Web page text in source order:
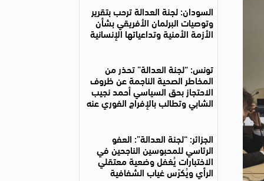
السودان: لجنة العدالة ترحب بتقرير
وتوصيات البرلمان الأفريقي بشأن
الأزمة الأمنية وتداعياتها الإنسانية
تونس: “لجنة العدالة” تحذر من
المخاطر الصحية الناجمة عن ظروف
الاحتجاز بحق السياسي أحمد نجيب
الشابي وتطالب بالإفراج الفوري عنه
الجزائر: “لجنة العدالة”: العفو
الرئاسي للمحبوسين الناجحين في
الاختبارات يُغفل وضعية معتقلي
الرأي ويُكرّس غياب الشفافية